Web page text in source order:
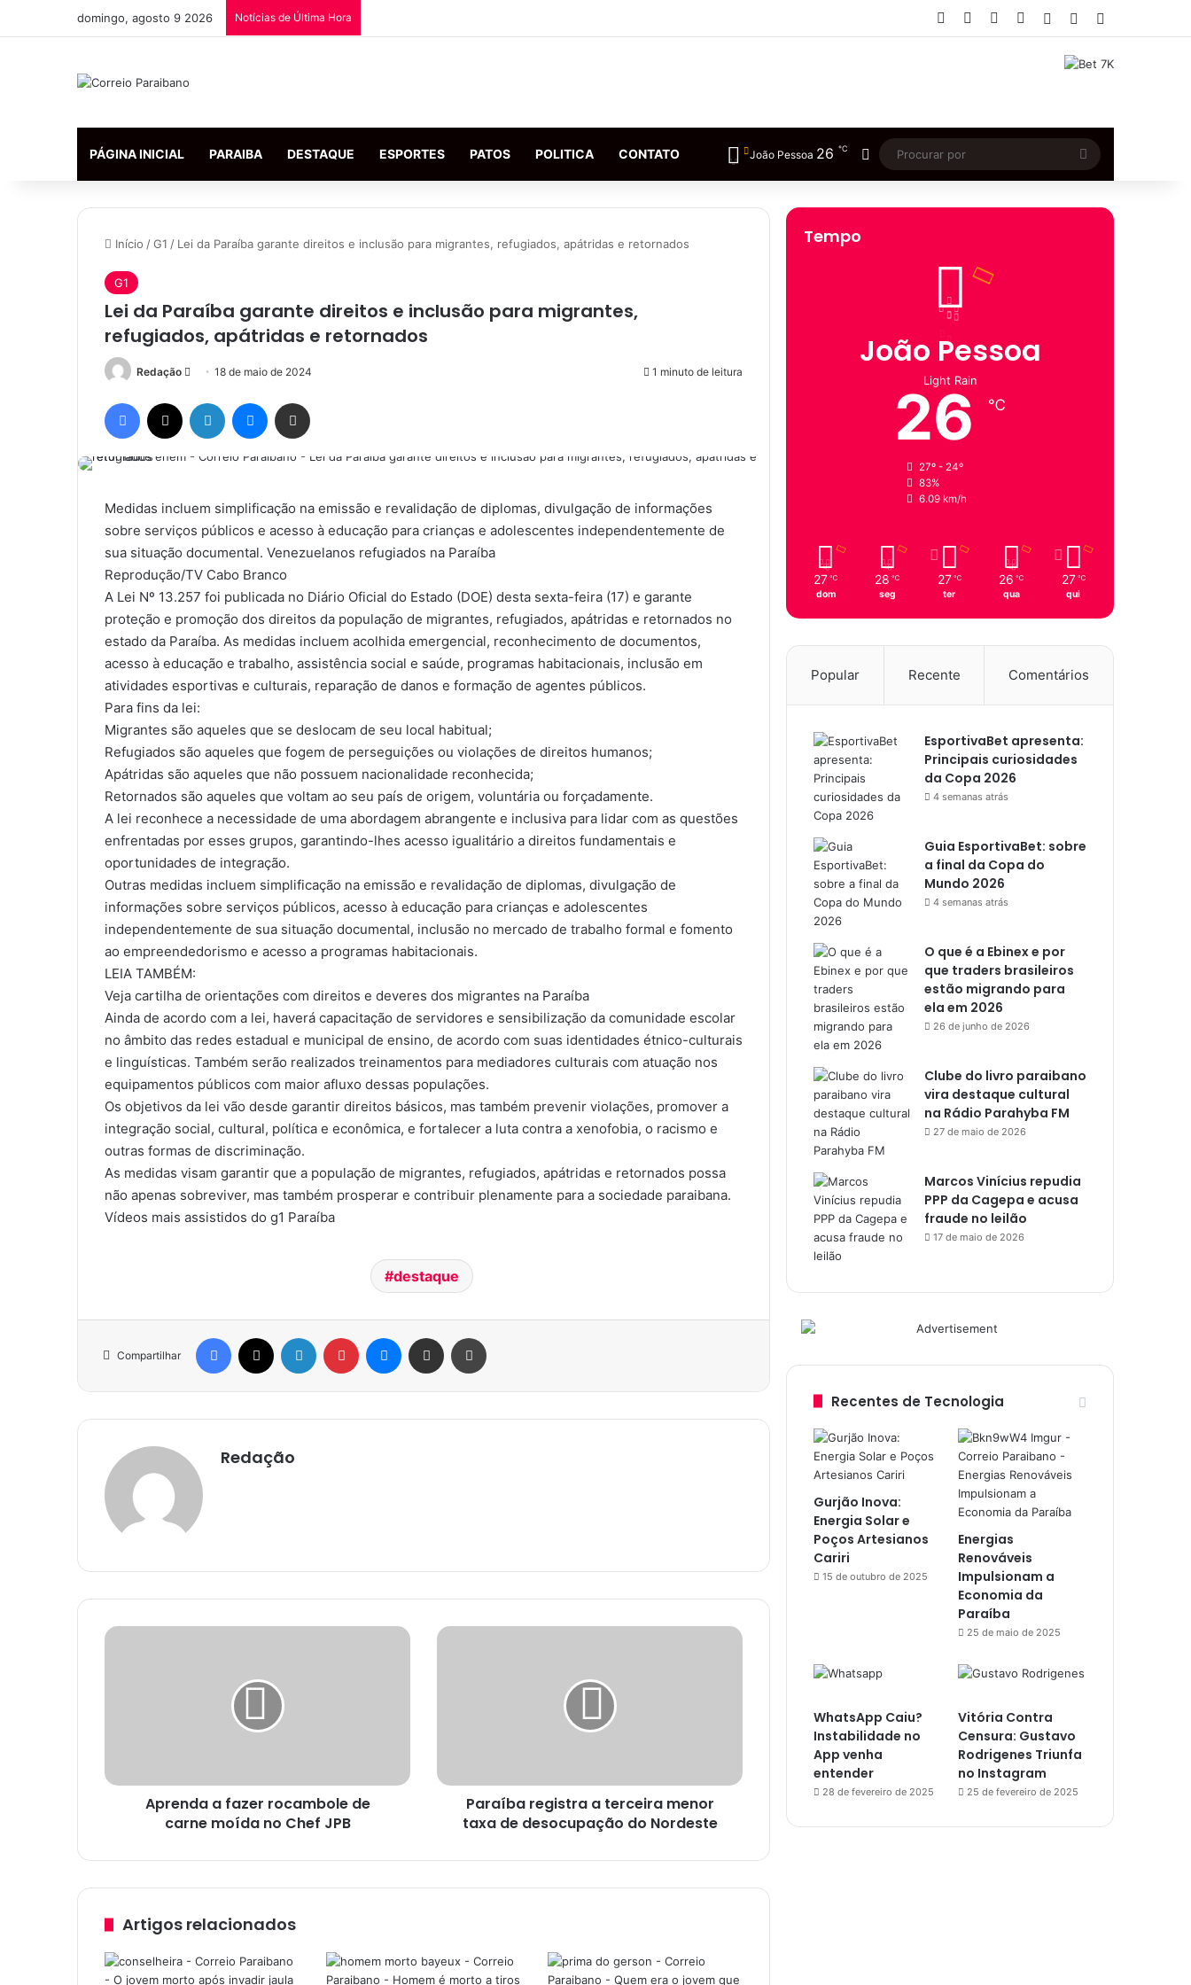
domingo, agosto 9 2026 Notícias de Última Hora Facebook YouTubeInstagram
Entrar Artigo aleatório
PÁGINA INICIAL PARAIBA DESTAQUE ESPORTES PATOS POLITICA CONTATO João Pessoa 26 ℃ Switch skin
Procurar
por
Início /G1 / Lei da Paraíba garante direitos e inclusão para migrantes, refugiados, apátridas e retornados
G1
Lei da Paraíba garante direitos e inclusão para migrantes,
refugiados, apátridas e retornados
Redação
n
d
e
i
l
18 de maio de 2024 1 minuto de leitura
Medidas incluem simplificação na emissão e revalidação de diplomas, divulgação de informações
sobre serviços públicos e acesso à educação para crianças e adolescentes independentemente de
sua situação documental. Venezuelanos refugiados na Paraíba
Reprodução/TV Cabo Branco
A Lei Nº 13.257 foi publicada no Diário Oficial do Estado (DOE) desta sexta-feira (17) e garante
proteção e promoção dos direitos da população de migrantes, refugiados, apátridas e retornados no
estado da Paraíba. As medidas incluem acolhida emergencial, reconhecimento de documentos,
acesso à educação e trabalho, assistência social e saúde, programas habitacionais, inclusão em
atividades esportivas e culturais, reparação de danos e formação de agentes públicos.
Para fins da lei:
Migrantes são aqueles que se deslocam de seu local habitual;
Refugiados são aqueles que fogem de perseguições ou violações de direitos humanos;
Apátridas são aqueles que não possuem nacionalidade reconhecida;
Retornados são aqueles que voltam ao seu país de origem, voluntária ou forçadamente.
A lei reconhece a necessidade de uma abordagem abrangente e inclusiva para lidar com as questões
enfrentadas por esses grupos, garantindo-lhes acesso igualitário a direitos fundamentais e
oportunidades de integração.
Outras medidas incluem simplificação na emissão e revalidação de diplomas, divulgação de
informações sobre serviços públicos, acesso à educação para crianças e adolescentes
independentemente de sua situação documental, inclusão no mercado de trabalho formal e fomento
ao empreendedorismo e acesso a programas habitacionais.
LEIA TAMBÉM:
Veja cartilha de orientações com direitos e deveres dos migrantes na Paraíba
Ainda de acordo com a lei, haverá capacitação de servidores e sensibilização da comunidade escolar
no âmbito das redes estadual e municipal de ensino, de acordo com suas identidades étnico-culturais
e linguísticas. Também serão realizados treinamentos para mediadores culturais com atuação nos
equipamentos públicos com maior afluxo dessas populações.
Os objetivos da lei vão desde garantir direitos básicos, mas também prevenir violações, promover a
integração social, cultural, política e econômica, e fortalecer a luta contra a xenofobia, o racismo e
outras formas de discriminação.
As medidas visam garantir que a população de migrantes, refugiados, apátridas e retornados possa
não apenas sobreviver, mas também prosperar e contribuir plenamente para a sociedade paraibana.
Vídeos mais assistidos do g1 Paraíba
destaque
Compartilhar
Redação
A
f
r
a
m
b
Aprenda a fazer rocambole de
carne moída no Chef JPB
P
e
t
r
Paraíba registra a terceira menor
taxa de desocupação do Nordeste
Artigos relacionados
Tempo
João Pessoa
Light Rain
26 ℃
27º - 24º
83%
6.09 km/h
27 ℃
dom
28 ℃
seg
27 ℃
ter
26 ℃
qua
27 ℃
qui
Popular Recente Comentários
EsportivaBet apresenta:
Principais curiosidades
da Copa 2026
4 semanas atrás
Guia EsportivaBet: sobre
a final da Copa do
Mundo 2026
4 semanas atrás
O que é a Ebinex e por
que traders brasileiros
estão migrando para
ela em 2026
26 de junho de 2026
Clube do livro paraibano
vira destaque cultural
na Rádio Parahyba FM
27 de maio de 2026
Marcos Vinícius repudia
PPP da Cagepa e acusa
fraude no leilão
17 de maio de 2026
Recentes de Tecnologia
Gurjão Inova:
Energia Solar e
Poços Artesianos
Cariri
15 de outubro de 2025
Energias
Renováveis
Impulsionam a
Economia da
Paraíba
25 de maio de 2025
WhatsApp Caiu?
Instabilidade no
App venha
entender
28 de fevereiro de 2025
Vitória Contra
Censura: Gustavo
Rodrigenes Triunfa
no Instagram
25 de fevereiro de 2025